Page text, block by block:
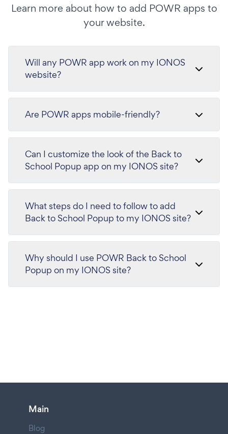
Learn more about how to add POWR apps to
your website.
Will any POWR app work on my IONOS
website?
Are POWR apps mobile-friendly?
Can I customize the look of the Back to
School Popup app on my IONOS site?
What steps do I need to follow to add
Back to School Popup to my IONOS site?
Why should I use POWR Back to School
Popup on my IONOS site?
Main
Blog